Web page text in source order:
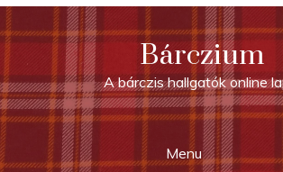
Skip
to
content
Bárczium
A bárczis hallgatók online
Menu